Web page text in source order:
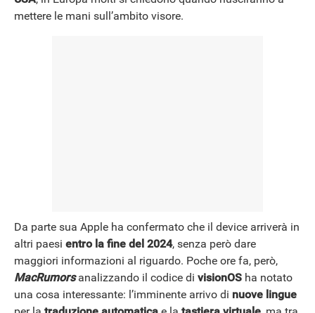
mettere le mani sull’ambito visore.
Da parte sua Apple ha confermato che il device arriverà in
altri paesi entro la fine del 2024, senza però dare
maggiori informazioni al riguardo. Poche ore fa, però,
MacRumorsanalizzando il codice di visionOS ha notato
una cosa interessante: l’imminente arrivo di nuove lingue